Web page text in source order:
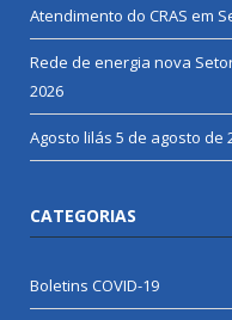
Atendimento do CRAS em
Rede de energia nova
2026
Agosto lilás 5 de agosto de
CATEGORIAS
Boletins COVID-19